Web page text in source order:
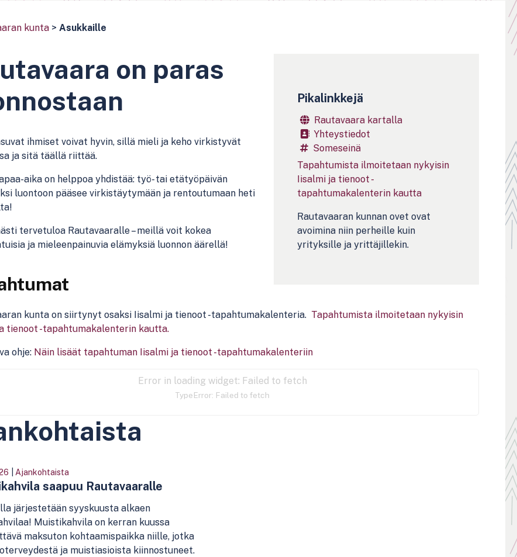
kunta > Asukkaille
Pikalinkkejä
Rautavaara kartalla
Yhteystiedot
Someseinä
Tapahtumista ilmoitetaan nykyisin
Iisalmi ja tienoot -
tapahtumakalenterin kautta
Rautavaaran kunnan ovet ovat
avoimina niin perheille kuin
yrityksille ja yrittäjillekin.
on paras
ihmiset voivat hyvin, sillä mieli ja keho virkistyvät
ja sitä täällä riittää.
aika on helppoa yhdistää: työ- tai etätyöpäivän
luontoon pääsee virkistäytymään ja rentoutumaan heti
tervetuloa Rautavaaralle – meillä voit kokea
ja mieleenpainuvia elämyksiä luonnon äärellä!
kunta on siirtynyt osaksi Iisalmi ja tienoot -tapahtumakalenteria. Tapahtumista ilmoitetaan nykyisin
tienoot -tapahtumakalenterin kautta.
ohje: Näin lisäät tapahtuman Iisalmi ja tienoot -tapahtumakalenteriin
Error in loading widget: Failed to fetch
TypeError: Failed to fetch
Ajankohtaista
saapuu Rautavaaralle
järjestetään syyskuusta alkaen
Muistikahvila on kerran kuussa
maksuton kohtaamispaikka niille, jotka
ja muistiasioista kiinnostuneet.